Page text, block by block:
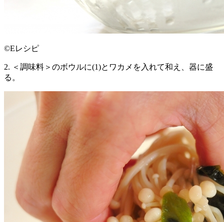
©Eレシピ
2. ＜調味料＞のボウルに(1)とワカメを入れて和え、器に盛
る。